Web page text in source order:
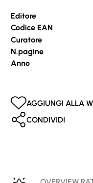
Editore
Codice EAN
Curatore
N.pagine
Anno
AGGIUNGI ALLA
CONDIVIDI